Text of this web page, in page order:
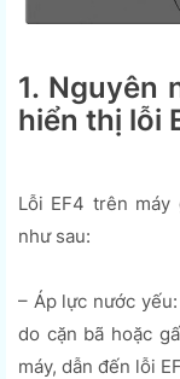
1. Nguyên
hiển thị lỗi
Lỗi EF4 trên
như sau:
– Áp lực nước
do cặn bã hoặc
máy, dẫn đến lỗi